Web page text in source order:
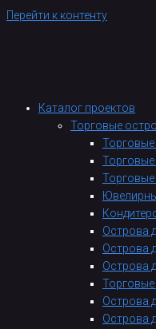
Перейти к контенту
Каталог проектов
Торговые
Острова
Острова
Острова
Острова
Острова